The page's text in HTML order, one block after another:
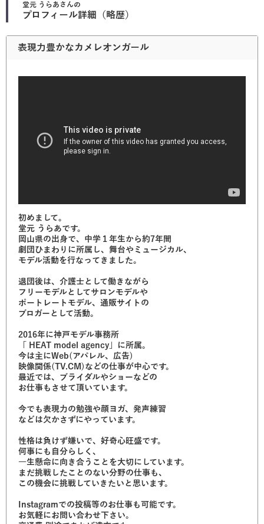
堂元 うらあ さんの
プロフィール詳細（略歴）
表現力豊かなカメレオンガール
初めまして。
堂元 うらあです。
岡山県の出身で、中学１年生から約7年間
劇団ひまわりに所属し、舞台やミュージカル、
モデル活動を行なってきました。
退団後は、介護士として働きながら
フリーモデルとしてサロンモデルや
ポートレートモデル、通販サイトの
ブロガーとして活動。
2016年に神戸モデル事務所
「 HEAT model agency」に所属。
今は主にWeb(アパレル、広告)
映像関係(TV.CM)などの仕事が中心です。
最近では、ブライダルやショーなどの
お仕事もさせて頂いています。
今でも表現力の勉強や顔ヨガ、発声練習
などは欠かさずにやっています。
性格は負けず嫌いで、好奇心旺盛です。
何事にも自分らしく、
一生懸命に向き合うことを大切にしています。
まだ挑戦したことのない分野の仕事も、
この機会に挑戦していきたいと思います。
Instagramでの投稿等のお仕事も可能です。
お気軽にお問い合わせ下さい。